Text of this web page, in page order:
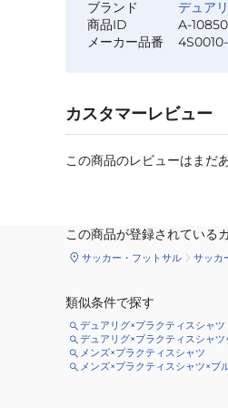
ブランド
デュア
商品ID
A-
メーカー品番
カスタマーレビュー
この商品のレビューはまだ
この商品が登録されている
サッカー・フットサル サッカ
類似条件で探す
デュアリグ×プラクティスシャツ
デュアリグ×プラクティスシャツ
メンズ×プラクティスシャツ
メンズ×プラクティスシャツ×ブ